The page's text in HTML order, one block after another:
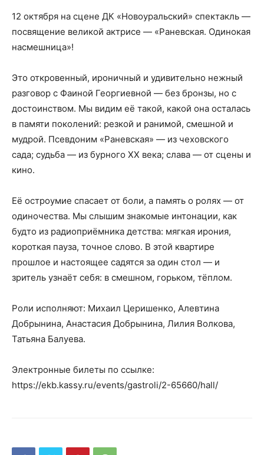
12 октября на сцене ДК «Новоуральский» спектакль —
посвящение великой актрисе — «Раневская. Одинокая
насмешница»!
Это откровенный, ироничный и удивительно нежный
разговор с Фаиной Георгиевной — без бронзы, но с
достоинством. Мы видим её такой, какой она осталась
в памяти поколений: резкой и ранимой, смешной и
мудрой. Псевдоним «Раневская» — из чеховского
сада; судьба — из бурного XX века; слава — от сцены и
кино.
Её остроумие спасает от боли, а память о ролях — от
одиночества. Мы слышим знакомые интонации, как
будто из радиоприёмника детства: мягкая ирония,
короткая пауза, точное слово. В этой квартире
прошлое и настоящее садятся за один стол — и
зритель узнаёт себя: в смешном, горьком, тёплом.
Роли исполняют: Михаил Церишенко, Алевтина
Добрынина, Анастасия Добрынина, Лилия Волкова,
Татьяна Балуева.
Электронные билеты по ссылке:
https://ekb.kassy.ru/events/gastroli/2-65660/hall/